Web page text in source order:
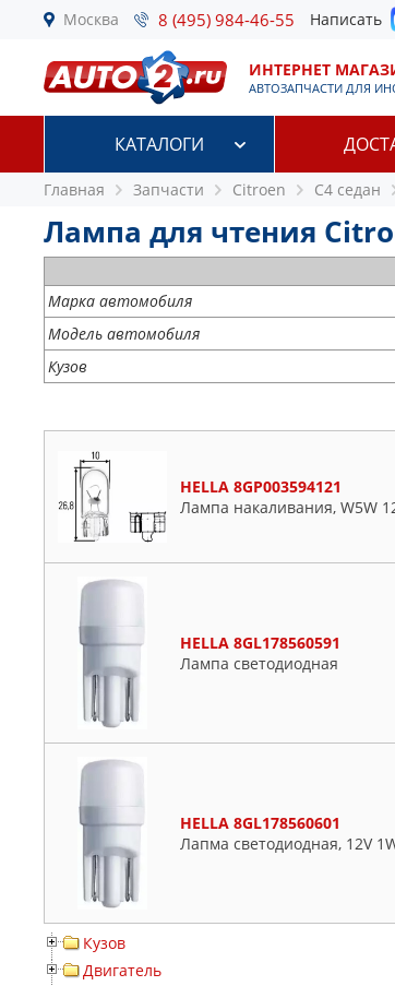
Москва 8 (495) 984-46-55 Написать
ИНТЕРНЕТ
АВТОЗАПЧАСТИ ДЛЯ
КАТАЛОГИ
Главная Запчасти Citroen C4 седан
Лампа для чтения
Марка автомобиля
Модель автомобиля
Кузов
HELLA 8GP003594121
Лампа накаливания, W5W
HELLA 8GL178560591
Лампа светодиодная
HELLA 8GL178560601
Лапма светодиодная, 12V
Кузов
Двигатель